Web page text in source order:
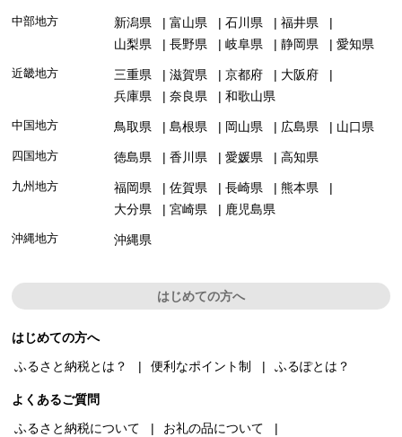
中部地方 新潟県 富山県 石川県
福井県
山梨県
長野県 岐阜県 静岡県 愛知県
近畿地方 三重県 滋賀県 京都府
大阪府
兵庫県
奈良県 和歌山県
中国地方 鳥取県 島根県 岡山県 広島県 山口県
四国地方 徳島県 香川県 愛媛県 高知県
九州地方 福岡県 佐賀県 長崎県
熊本県
大分県
宮崎県 鹿児島県
沖縄地方 沖縄県
はじめての方へ
はじめての方へ
ふるさと納税とは？
便利なポイント制 ふるぽとは？
よくあるご質問
ふるさと納税について
お礼の品について